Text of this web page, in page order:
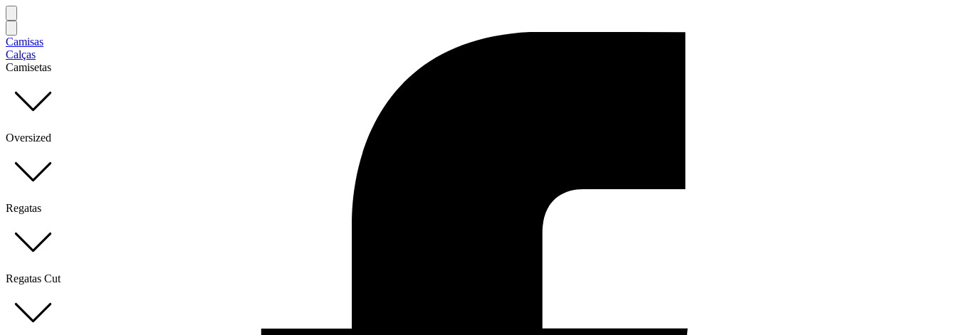
Camisas
Calças
Camisetas
Oversized
Regatas
Regatas Cut